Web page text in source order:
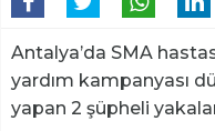
Antalya’da SMA
yardım kampanyası
yapan 2 şüpheli